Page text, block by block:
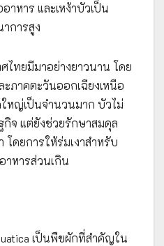
าหาร และเหง้าบัวเป็น
การสูง
ไทยมีมาอย่างยาวนาน โดย
ภาคตะวันออกเฉียงเหนือ
หญ่เป็นจำนวนมาก บัวไม่
จ แต่ยังช่วยรักษาสมดุล
ดยการให้ร่มเงาสำหรับ
าหารส่วนเกิน
เป็นพืชผักที่สำคัญใน